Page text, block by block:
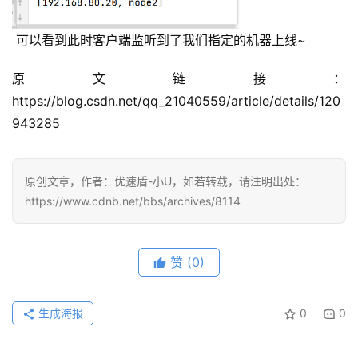
告
答
社
区
优
速
盾
可以看到此时客户端监听到了我们指定的机器上线~
原文链接：
https://blog.csdn.net/qq_21040559/article/details/120
943285
原创文章，作者：优速盾-小U，如若转载，请注明出处：
https://www.cdnb.net/bbs/archives/8114
赞 (0)
0 0
生成海报